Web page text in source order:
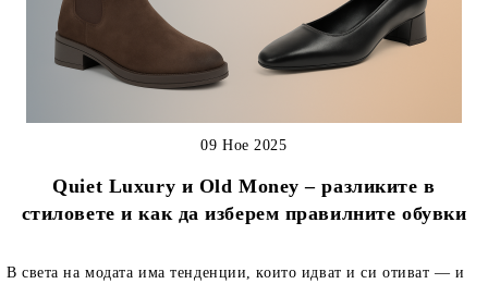
Quiet Luxury и Old Money – разликите в
стиловете и как да изберем правилните обувки
09 Ное 2025
В света на модата има тенденции, които идват и си отиват — и